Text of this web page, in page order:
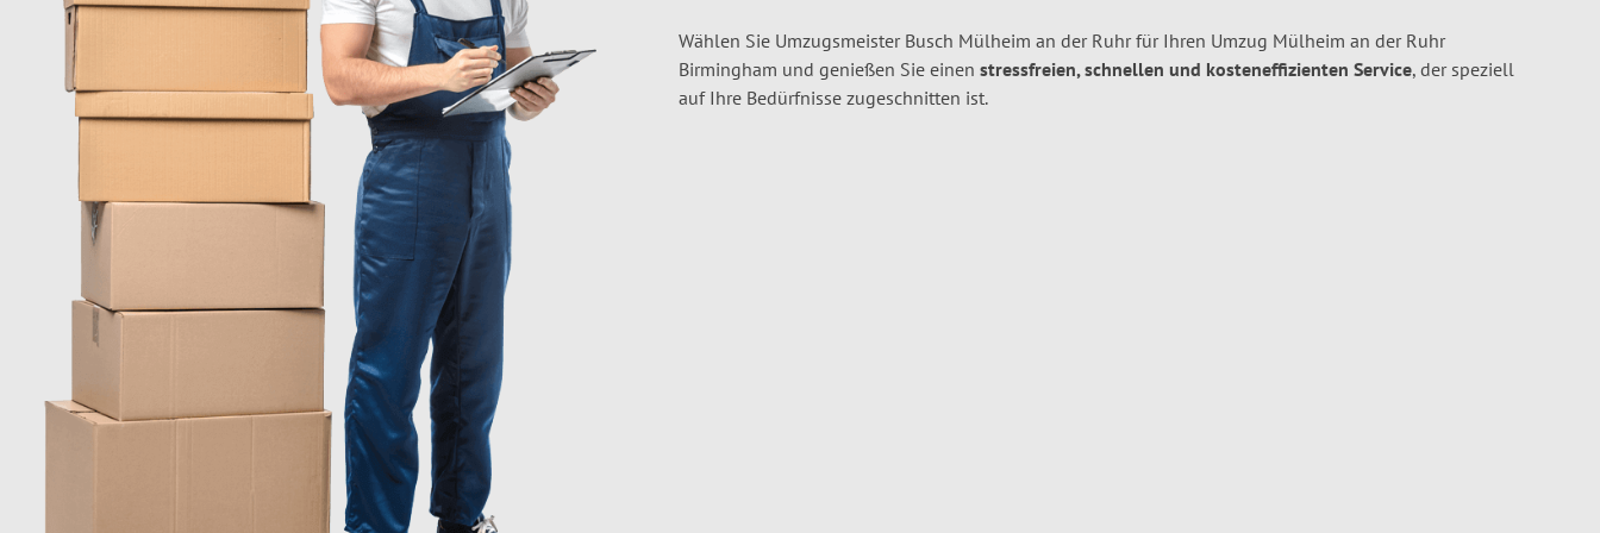
Wählen Sie Umzugsmeister Busch Mülheim an der Ruhr für Ihren Umzug Mülheim an der Ruhr
Birmingham und genießen Sie einen stressfreien, schnellen und kosteneffizienten Service, der speziell
auf Ihre Bedürfnisse zugeschnitten ist.